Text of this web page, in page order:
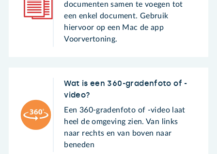
documenten samen te voegen tot
een enkel document. Gebruik
hiervoor op een Mac de app
Voorvertoning.
Wat is een 360-gradenfoto of -
video?
Een 360-gradenfoto of -video laat
heel de omgeving zien. Van links
naar rechts en van boven naar
beneden